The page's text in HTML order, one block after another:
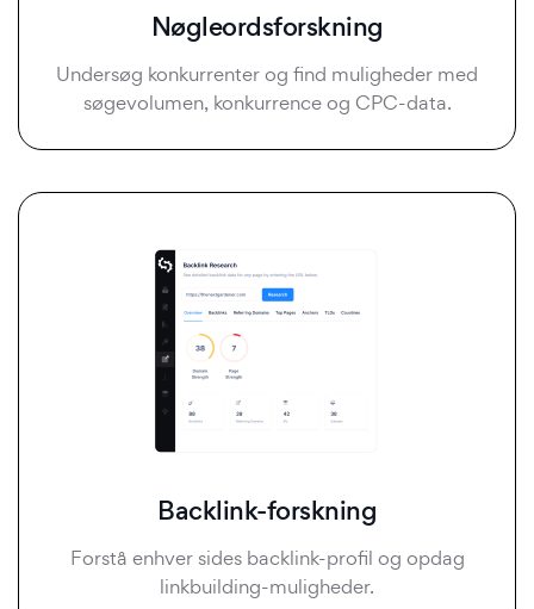
Nøgleordsforskning
Undersøg konkurrenter og find muligheder med
søgevolumen, konkurrence og CPC-data.
Backlink-forskning
Forstå enhver sides backlink-profil og opdag
linkbuilding-muligheder.